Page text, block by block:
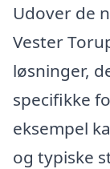
Udover de
Vester
løsninger,
specifikke
eksempel
og typiske